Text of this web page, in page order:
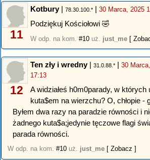
11
Kotbury| 78.30.100.* | 30 Marca, 2025
Podziękuj Kościołowi 🤣
W odp. na kom. #10 uż. just_me [
12
Ten zły i wredny| 31.0.88.* | 30
17:13
A widziałeś h0m0parady, w
kuta$em na wierzchu? O, chłopie -
Byłem dwa razy na paradzie równości i
żadnego kuta$a;jedynie tęczowe flagi
parada równości.
W odp. na kom. #10 uż. just_me [ Zobacz ]